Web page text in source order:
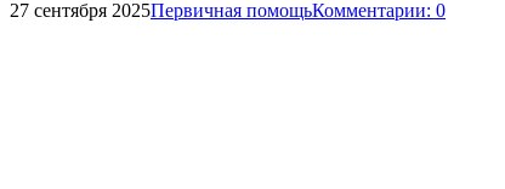
27 сентября 2025Первичная помощьКомментарии: 0